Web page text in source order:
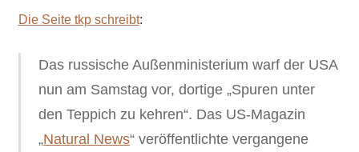
Die Seite tkp schreibt:
Das russische Außenministerium warf der USA
nun am Samstag vor, dortige „Spuren unter
den Teppich zu kehren“. Das US-Magazin
„Natural News“ veröffentlichte vergangene